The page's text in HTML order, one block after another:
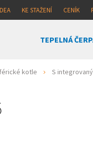
KE STAŽENÍ CENÍK
TEPELNÁ
kotle S